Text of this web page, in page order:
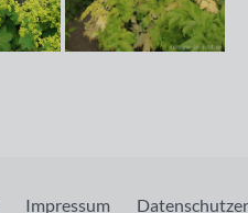
Impressum